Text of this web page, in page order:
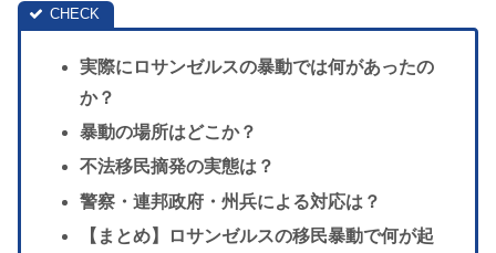
実際にロサンゼルスの暴動では何があったの
か？
暴動の場所はどこか？
不法移民摘発の実態は？
警察・連邦政府・州兵による対応は？
【まとめ】ロサンゼルスの移民暴動で何が起